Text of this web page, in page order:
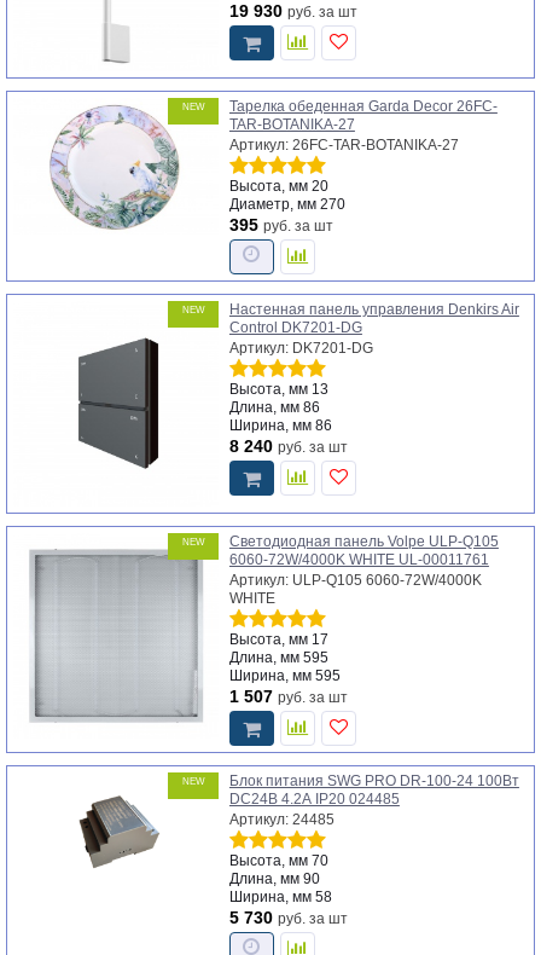
19 930 руб. за шт
NEW
Тарелка обеденная Garda Decor 26FC-
TAR-BOTANIKA-27
Артикул: 26FC-TAR-BOTANIKA-27
Высота, мм 20
Диаметр, мм 270
395 руб. за шт
NEW
Настенная панель управления Denkirs Air
Control DK7201-DG
Артикул: DK7201-DG
Высота, мм 13
Длина, мм 86
Ширина, мм 86
8 240 руб. за шт
NEW
Светодиодная панель Volpe ULP-Q105
6060-72W/4000K WHITE UL-00011761
Артикул: ULP-Q105 6060-72W/4000K
WHITE
Высота, мм 17
Длина, мм 595
Ширина, мм 595
1 507 руб. за шт
NEW
Блок питания SWG PRO DR-100-24 100Вт
DC24В 4.2А IP20 024485
Артикул: 24485
Высота, мм 70
Длина, мм 90
Ширина, мм 58
5 730 руб. за шт